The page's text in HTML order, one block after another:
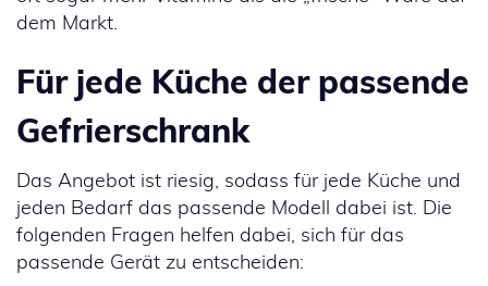
dem Markt.
Für jede Küche der passende
Gefrierschrank
Das Angebot ist riesig, sodass für jede Küche und
jeden Bedarf das passende Modell dabei ist. Die
folgenden Fragen helfen dabei, sich für das
passende Gerät zu entscheiden: